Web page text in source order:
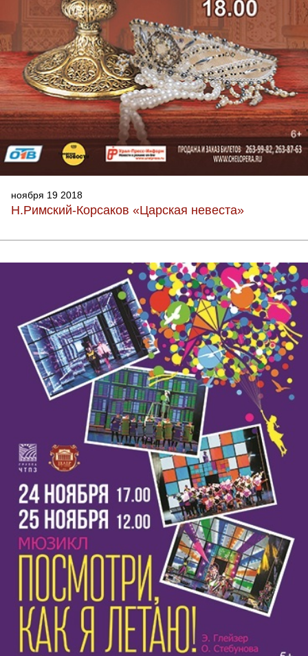
ноября 19 2018
Н.Римский-Корсаков «Царская невеста»